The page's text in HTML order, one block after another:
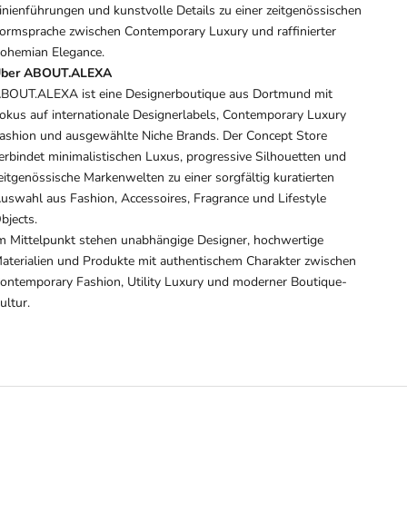
und kunstvolle Details zu einer zeitgenössischen
zwischen Contemporary Luxury und raffinierter
Elegance.
ABOUT.ALEXA
ist eine Designerboutique aus Dortmund mit
auf internationale Designerlabels, Contemporary Luxury
und ausgewählte Niche Brands. Der Concept Store
minimalistischen Luxus, progressive Silhouetten und
Markenwelten zu einer sorgfältig kuratierten
aus Fashion, Accessoires, Fragrance und Lifestyle
Mittelpunkt stehen unabhängige Designer, hochwertige
und Produkte mit authentischem Charakter zwischen
Fashion, Utility Luxury und moderner Boutique-